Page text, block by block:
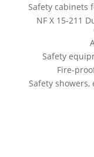
Safety cabinets
NF X 15-211
Safety
Fire-
Safety